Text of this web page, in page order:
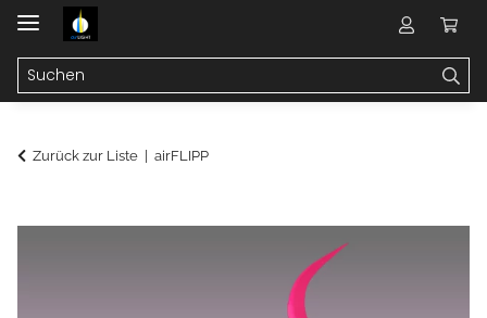
Zurück zur Liste airFLIPP